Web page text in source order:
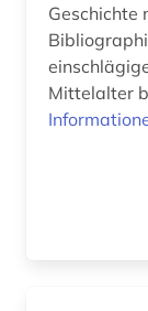
handel
hindi (2)
Geschichte
Mittelalter